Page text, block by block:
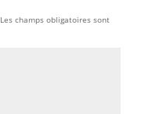
Les champs obligatoires sont